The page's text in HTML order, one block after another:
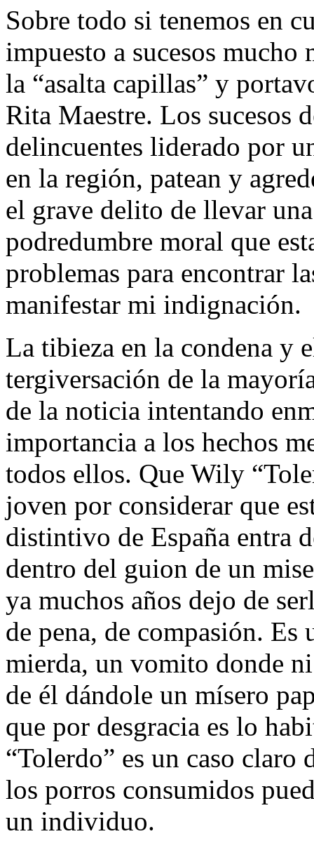
Sobre todo si tenemos en
impuesto a sucesos mucho
la “asalta capillas” y
Rita Maestre. Los sucesos
delincuentes liderado por
en la región, patean y
el grave delito de llevar
podredumbre moral que
problemas para encontrar
manifestar mi indignación.
La tibieza en la condena y
tergiversación de la
de la noticia intentando
importancia a los hechos
todos ellos. Que Wily
joven por considerar que
distintivo de España entra
dentro del guion de un
ya muchos años dejo de
de pena, de compasión.
mierda, un vomito donde
de él dándole un mísero
que por desgracia es lo
“Tolerdo” es un caso claro
los porros consumidos
un individuo.